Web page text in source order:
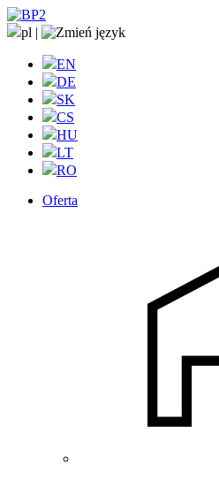
pl |
EN
DE
SK
CS
HU
LT
RO
Oferta